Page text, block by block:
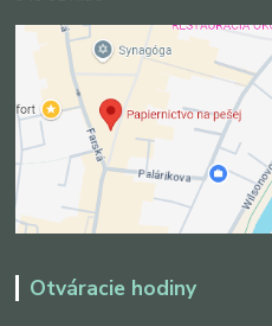
Otváracie hodiny